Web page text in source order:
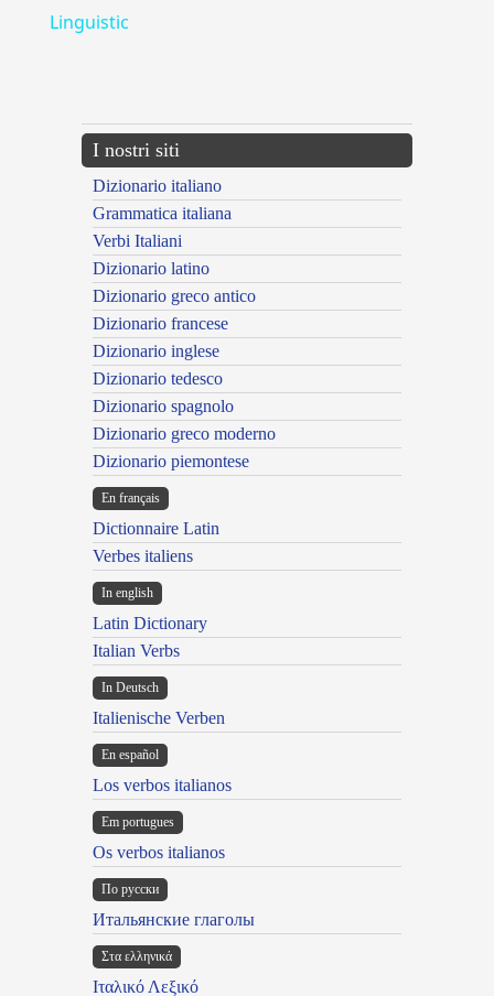
Linguistic
I nostri siti
Dizionario italiano
Grammatica italiana
Verbi Italiani
Dizionario latino
Dizionario greco antico
Dizionario francese
Dizionario inglese
Dizionario tedesco
Dizionario spagnolo
Dizionario greco moderno
Dizionario piemontese
En français
Dictionnaire Latin
Verbes italiens
In english
Latin Dictionary
Italian Verbs
In Deutsch
Italienische Verben
En español
Los verbos italianos
Em portugues
Os verbos italianos
По русски
Итальянские глаголы
Στα ελληνικά
Ιταλικό Λεξικό